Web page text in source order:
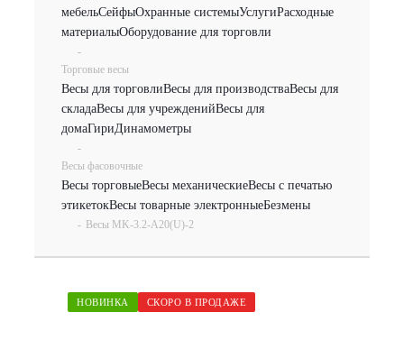
мебельСейфыОхранные системыУслугиРасходные
материалыОборудование для торговли
-
Торговые весы
Весы для торговлиВесы для производстваВесы для
складаВесы для учрежденийВесы для
домаГириДинамометры
-
Весы фасовочные
Весы торговыеВесы механическиеВесы с печатью
этикетокВесы товарные электронныеБезмены
- Весы MK-3.2-A20(U)-2
НОВИНКА СКОРО В ПРОДАЖЕ